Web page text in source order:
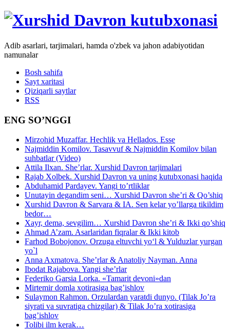
Adib asarlari, tarjimalari, hamda o'zbek va jahon adabiyotidan
namunalar
Bosh sahifa
Sayt xaritasi
Qiziqarli saytlar
RSS
ENG SO’NGGI
Mirzohid Muzaffar. Hechlik va Hellados. Esse
Najmiddin Komilov. Tasavvuf & Najmiddin Komilov bilan
suhbatlar (Video)
Attila Ilxan. She’rlar. Xurshid Davron tarjimalari
Rajab Xolbek. Xurshid Davron va uning kutubxonasi haqida
Abduhamid Pardayev. Yangi to’rtliklar
Unutayin degandim seni… Xurshid Davron she’ri & Qo’shiq
Xurshid Davron & Sarvara & IA. Sen kelar yo’llarga tikildim
bedor…
Xayr, dema, sevgilim… Xurshid Davron she’ri & Ikki qo’shiq
Ahmad A’zam. Asarlaridan fiqralar & Ikki kitob
Farhod Bobojonov. Orzuga eltuvchi yo‘l & Yulduzlar yurgan
yo`l
Anna Axmatova. She’rlar & Anatoliy Nayman. Anna
Ibodat Rajabova. Yangi she’rlar
Federiko Garsia Lorka. «Tamarit devoni»dan
Mirtemir domla xotirasiga bag’ishlov
Sulaymon Rahmon. Orzulardan yaratdi dunyo. (Tilak Jo’ra
siyrati va suvratiga chizgilar) & Tilak Jo’ra xotirasiga
bag’ishlov
Tolibi ilm kerak…